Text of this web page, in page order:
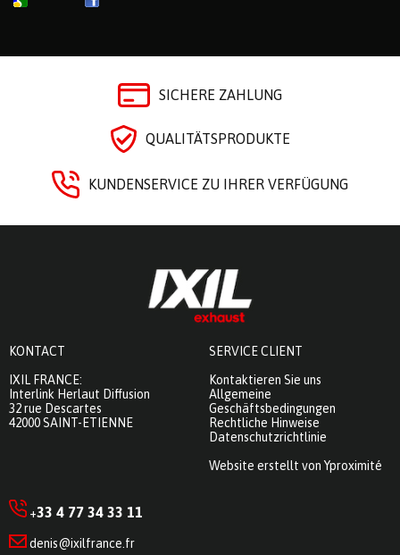
SICHERE ZAHLUNG
QUALITÄTSPRODUKTE
KUNDENSERVICE ZU IHRER VERFÜGUNG
KONTACT
IXIL FRANCE:
Interlink Herlaut Diffusion
32 rue Descartes
42000 SAINT-ETIENNE
SERVICE CLIENT
Kontaktieren Sie uns
Allgemeine
Geschäftsbedingungen
Rechtliche Hinweise
Datenschutzrichtlinie
Website erstellt von Yproximité
+33 4 77 34 33 11
denis@ixilfrance.fr